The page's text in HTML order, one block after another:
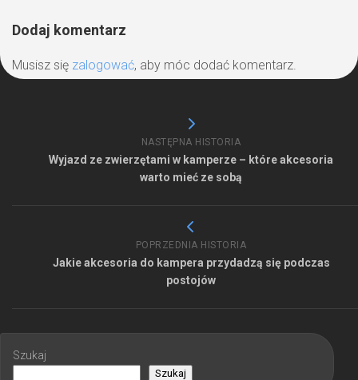
Dodaj komentarz
Musisz się zalogować, aby móc dodać komentarz.
NASTĘPNA HISTORIA
Wyjazd ze zwierzętami w kamperze – które akcesoria
warto mieć ze sobą
POPRZEDNIA HISTORIA
Jakie akcesoria do kampera przydadzą się podczas
postojów
Szukaj
Szukaj